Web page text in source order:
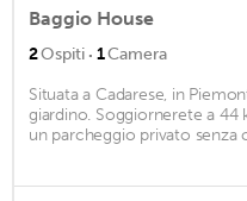
Baggio House
2Ospiti · 1Camera
Situata a Cadarese, in
giardino. Soggiornerete a 44
un parcheggio privato senza